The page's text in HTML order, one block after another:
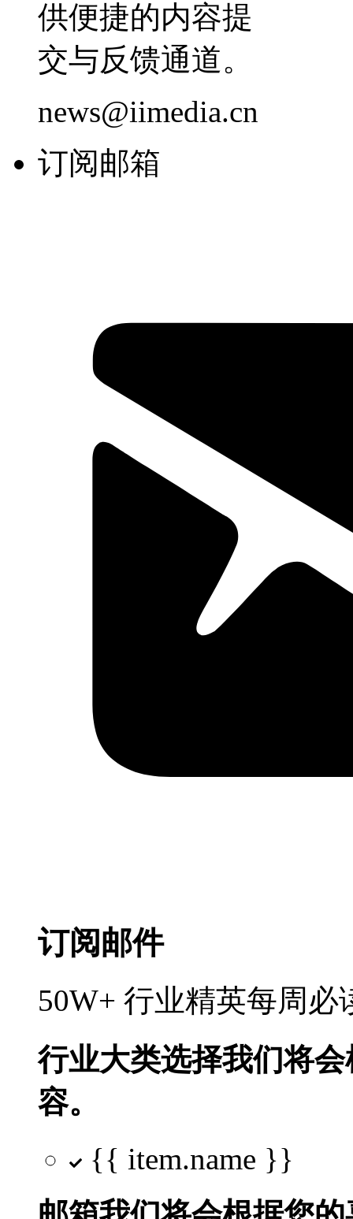
供便捷的内容提
交与反馈通道。
news@iimedia.cn
订阅邮箱
订阅邮件
50W+ 行业精英每周
行业大类选择我们将
容。
{{ item.name }}